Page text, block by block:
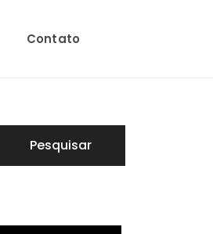
Contato
Pesquisar